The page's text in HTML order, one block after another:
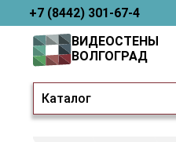
+7 (8442) 301-67-4
Каталог
ВИДЕОСТЕНЫ
ВОЛГОГРАД